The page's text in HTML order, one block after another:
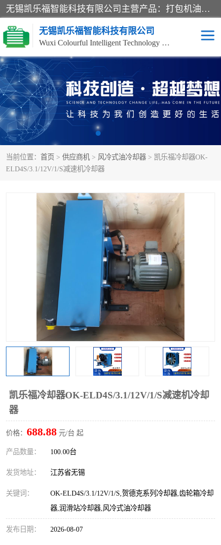
无锡凯乐福智能科技有限公司主营产品：打包机油泵、风冷式油冷却器、液压阀、液压泵、冷却器、过滤器及气动元器件。公司主导生产齿轮泵、齿轮马达、液压阀等产品。共计100多个系列、3000余种规格。覆盖了液压系统的动力元件、控制元件和执行元件，具备较强的成套供货、服务能力。
无锡凯乐福智能科技有限公司
Wuxi Colourful Intelligent Technology Co., Ltd
当前位置： 首页 > 供应商机 > 风冷式油冷却器 > 凯乐福冷却器OK-
ELD4S/3.1/12V/1/S减速机冷却器
凯乐福冷却器OK-ELD4S/3.1/12V/1/S减速机冷却
器
价格： 688.88 元/台 起
产品数量： 100.00台
发货地址： 江苏省无锡
关键词：
OK-ELD4S/3.1/12V/1/S,贺德克系列冷却器,齿轮箱冷却
器,润滑站冷却器,风冷式油冷却器
发布日期： 2026-08-07
齿轮泵 机床冷却泵
风冷式油冷却器 叶片泵
液压马达
柱塞泵 方向阀
高压球阀 电机
列管式油冷却器